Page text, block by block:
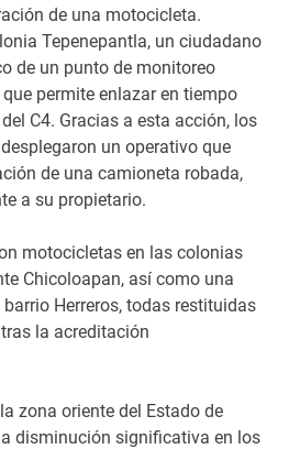
de una motocicleta.
Tepenepantla, un ciudadano
de un punto de monitoreo
permite enlazar en tiempo
C4. Gracias a esta acción, los
un operativo que
de una camioneta robada,
a su propietario.
motocicletas en las colonias
Chicoloapan, así como una
Herreros, todas restituidas
la acreditación
zona oriente del Estado de
disminución significativa en los